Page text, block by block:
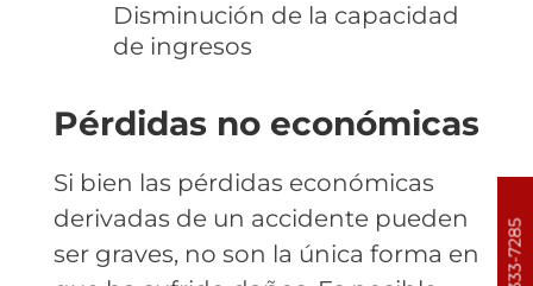
Disminución de la capacidad
de ingresos
Pérdidas no económicas
Si bien las pérdidas económicas
derivadas de un accidente pueden
ser graves, no son la única forma en